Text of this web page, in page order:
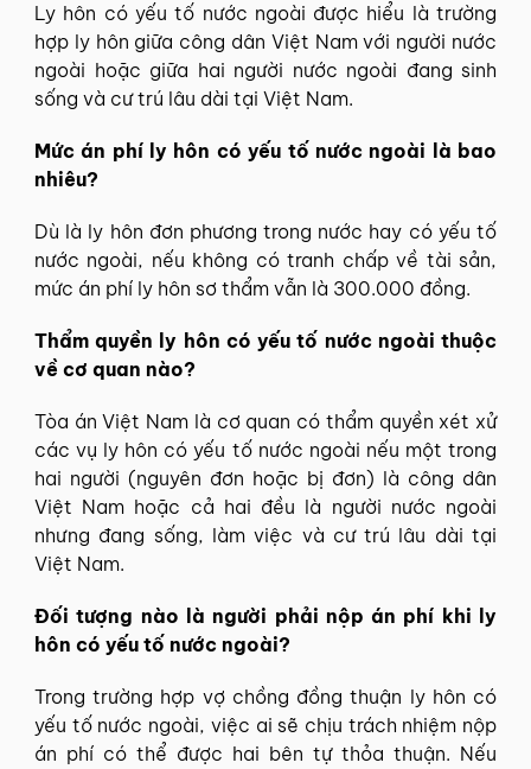
Ly hôn có yếu tố nước ngoài được hiểu là trường
hợp ly hôn giữa công dân Việt Nam với người nước
ngoài hoặc giữa hai người nước ngoài đang sinh
sống và cư trú lâu dài tại Việt Nam.
Mức án phí ly hôn có yếu tố nước ngoài là bao
nhiêu?
Dù là ly hôn đơn phương trong nước hay có yếu tố
nước ngoài, nếu không có tranh chấp về tài sản,
mức án phí ly hôn sơ thẩm vẫn là 300.000 đồng.
Thẩm quyền ly hôn có yếu tố nước ngoài thuộc
về cơ quan nào?
Tòa án Việt Nam là cơ quan có thẩm quyền xét xử
các vụ ly hôn có yếu tố nước ngoài nếu một trong
hai người (nguyên đơn hoặc bị đơn) là công dân
Việt Nam hoặc cả hai đều là người nước ngoài
nhưng đang sống, làm việc và cư trú lâu dài tại
Việt Nam.
Đối tượng nào là người phải nộp án phí khi ly
hôn có yếu tố nước ngoài?
Trong trường hợp vợ chồng đồng thuận ly hôn có
yếu tố nước ngoài, việc ai sẽ chịu trách nhiệm nộp
án phí có thể được hai bên tự thỏa thuận. Nếu